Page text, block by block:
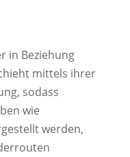
in Beziehung
mittels ihrer
sodass
wie
werden,